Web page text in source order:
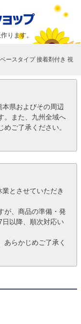
ります。
ースタイプ 接着剤付き 視
県およびその周辺
。また、九州全域へ
ご了承ください。
とさせていただき
が、商品の準備・発
以降、順次対応い
あらかじめご了承く